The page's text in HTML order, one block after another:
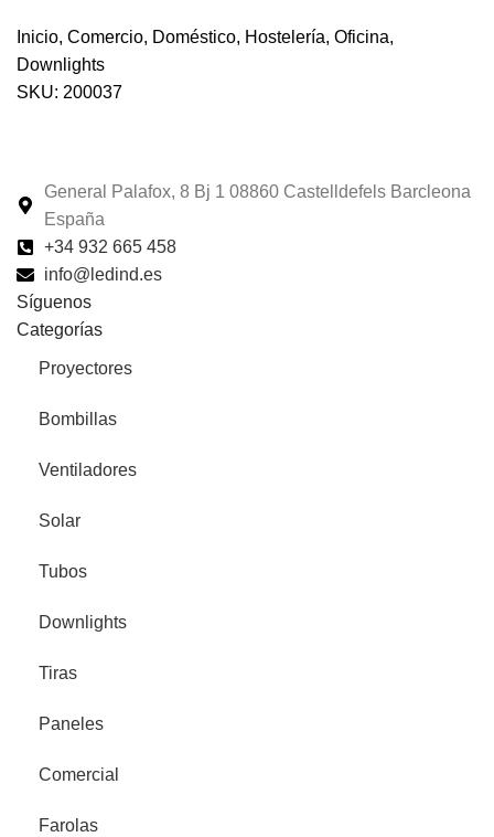
Inicio, Comercio, Doméstico, Hostelería, Oficina,
Downlights
SKU: 200037
General Palafox, 8 Bj 1 08860 Castelldefels Barcleona
España
+34 932 665 458‬
info@ledind.es
Síguenos
Categorías
Proyectores
Bombillas
Ventiladores
Solar
Tubos
Downlights
Tiras
Paneles
Comercial
Farolas